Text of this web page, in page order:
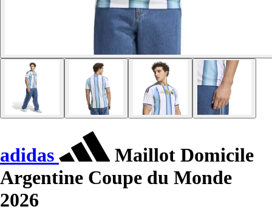
adidas
Maillot Domicile
Argentine Coupe du Monde
2026